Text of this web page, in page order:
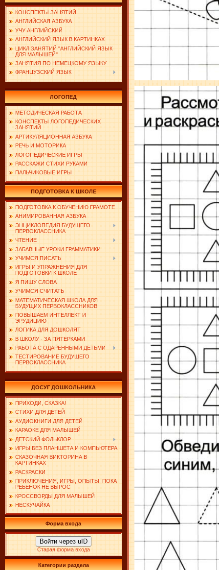
КОНСПЕКТЫ ЗАНЯТИЙ
АНГЛИЙСКАЯ АЗБУКА
УЧУ АНГЛИЙСКИЙ
АНГЛИЙСКИЙ ЯЗЫК В КАРТИНКАХ
ЦИКЛ ЗАНЯТИЙ "АНГЛИЙСКИЙ ЯЗЫК
ДЛЯ МАЛЫШЕЙ"
ЗАНЯТИЯ ПО НЕМЕЦКОМУ ЯЗЫКУ
ФРАНЦУЗСКИЙ ЯЗЫК
ЛОГОПЕД
МЕТОДИЧЕСКАЯ РАБОТА
КОНСПЕКТЫ ЛОГОПЕДИЧЕСКИХ
ЗАНЯТИЙ
АРТИКУЛЯЦИОННАЯ АЗБУКА
РЕЧЬ И МОТОРИКА
ЛОГОПЕДИЧЕСКИЕ ИГРЫ
РАССКАЖИ СТИХИ РУКАМИ
ПАЛЬЧИКОВЫЕ ИГРЫ
ПОДГОТОВКА К ШКОЛЕ
ПОДГОТОВКА К ОБУЧЕНИЮ ГРАМОТЕ
АНИМИРОВАННАЯ АЗБУКА
ЭНЦИКЛОПЕДИЯ БУДУЩЕГО
ПЕРВОКЛАССНИКА
ЧТЕНИЕ
ЗАБАВНЫЕ УРОКИ ГРАММАТИКИ
УЧИМСЯ ПИСАТЬ
ИГРЫ И УПРАЖНЕНИЯ ДЛЯ
ПОДГОТОВКИ К ШКОЛЕ
Я ПИШУ СЛОВА
УЧИМСЯ СЧИТАТЬ
МАТЕМАТИЧЕСКАЯ ШКОЛА ДЛЯ
БУДУЩИХ ПЕРВОКЛАССНИКОВ
ПОВЫШАЕМ ИНТЕЛЛЕКТ И
ЭРУДИЦИЮ
ЛОГИКА ДЛЯ ДОШКОЛЯТ
В ШКОЛУ - ЗА ПЯТЕРКАМИ
РАБОТА С ОДАРЕННЫМИ ДЕТЬМИ
ТЕСТИРОВАНИЕ БУДУЩЕГО
ПЕРВОКЛАССНИКА
ДОСУГ ДОШКОЛЬНИКА
ПРИХОДИ, СКАЗКА!
СТИХИ ДЛЯ ДЕТЕЙ
АУДИОКНИГИ ДЛЯ ДЕТЕЙ
КАРАОКЕ ДЛЯ МАЛЫШЕЙ
ДЕТСКИЙ ФОЛЬКЛОР
ИГРЫ БЕЗ ПЛАНШЕТА И КОМПЬЮТЕРА
СКАЗОЧНАЯ ВИКТОРИНА В
КАРТИНКАХ
РАСКРАСКИ
ПРИКЛЮЧЕНИЯ, ИГРЫ, ОПЫТЫ. ПОКА
РЕБЕНОК НЕ ВЫРОС
КРОССВОРДЫ ДЛЯ МАЛЫШЕЙ
НЕСКУЧАЙКА
Форма входа
Войти через uID
Старая форма входа
Категории раздела